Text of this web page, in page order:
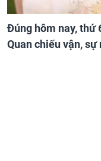
Đúng hôm nay, thứ
Quan chiếu vận,